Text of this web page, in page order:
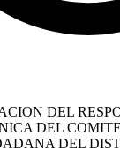
DEL
DEL
DEL